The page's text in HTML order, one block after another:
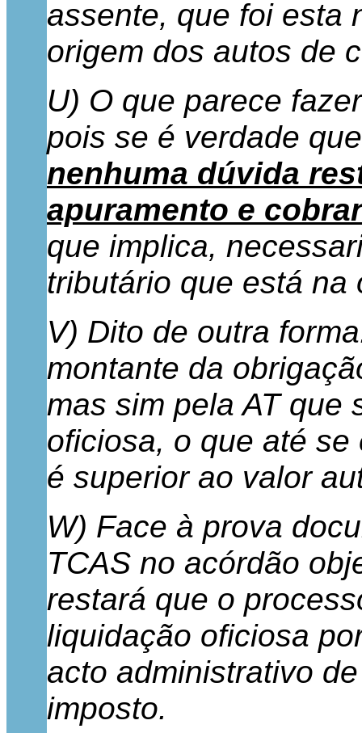
assente, que foi esta
origem dos autos de
U) O que parece
pois se é verdade
nenhuma dúvida
apuramento e
que implica,
tributário que está na
V) Dito de outra
montante da
mas sim pela AT que
oficiosa, o que até
é superior ao valor
W) Face à prova
TCAS no acórdão
restará que o
liquidação oficiosa
acto administrativo
imposto.